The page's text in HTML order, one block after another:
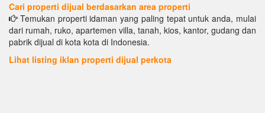
Cari properti dijual berdasarkan area properti
Temukan properti idaman yang paling tepat untuk anda, mulai
dari rumah, ruko, apartemen villa, tanah, kios, kantor, gudang dan
pabrik dijual di kota kota di Indonesia.
Lihat listing iklan properti dijual perkota